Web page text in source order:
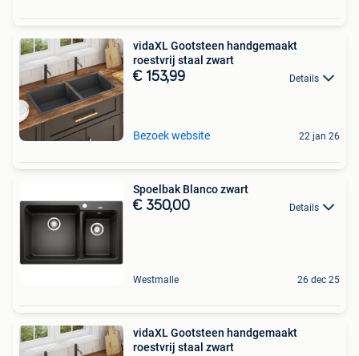
vidaXL Gootsteen handgemaakt
roestvrij staal zwart
€ 153,99 Details
Bezoek website 22 jan 26
Spoelbak Blanco zwart
€ 350,00 Details
Westmalle 26 dec 25
vidaXL Gootsteen handgemaakt
roestvrij staal zwart